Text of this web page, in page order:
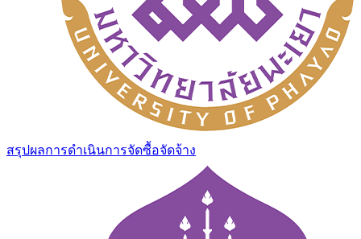
สรุปผลการดำเนินการจัดซื้อจัดจ้าง